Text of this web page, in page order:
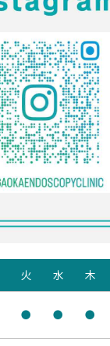
火 水 木
● ● ●